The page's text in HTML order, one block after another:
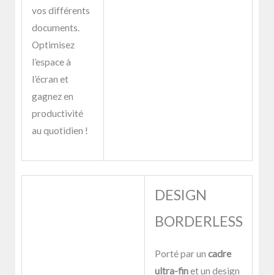
vos différents
documents.
Optimisez
l’espace à
l’écran et
gagnez en
productivité
au quotidien !
DESIGN
BORDERLESS
Porté par un cadre
ultra-finet un design